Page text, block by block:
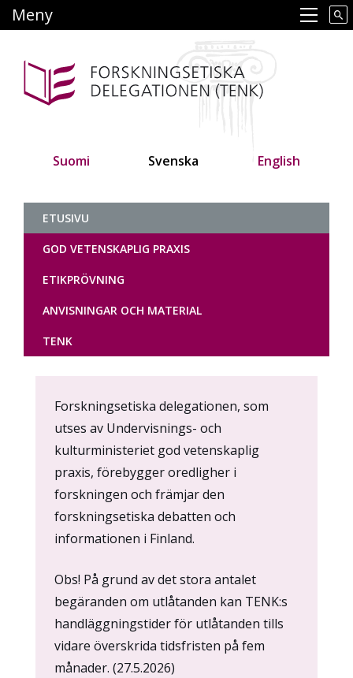
till
Main navigation
Meny
Suomi Svenska English
Tutkimuseettinen
ETUSIVU
GOD VETENSKAPLIG PRAXIS
ETIKPRÖVNING
ANVISNINGAR OCH MATERIAL
TENK
Content
markup
Forskningsetiska delegationen, som
utses av Undervisnings- och
kulturministeriet god vetenskaplig
praxis, förebygger oredligher i
forskningen och främjar den
forskningsetiska debatten och
informationen i Finland.
Obs! På grund av det stora antalet
begäranden om utlåtanden kan TENK:s
handläggningstider för utlåtanden tills
vidare överskrida tidsfristen på fem
månader. (27.5.2026)